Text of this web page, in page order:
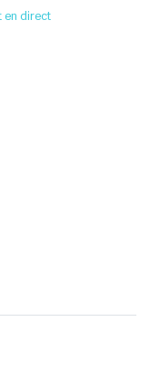
en direct